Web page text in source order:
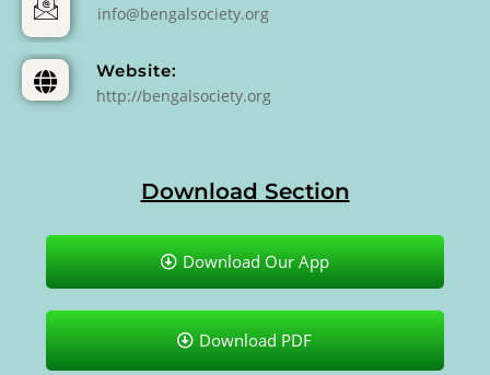
info@bengalsociety.org
Website:
http://bengalsociety.org
Download Section
Download Our App
Download PDF